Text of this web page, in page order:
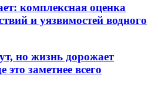
комплексная оценка
и уязвимостей водного
но жизнь дорожает
это заметнее всего